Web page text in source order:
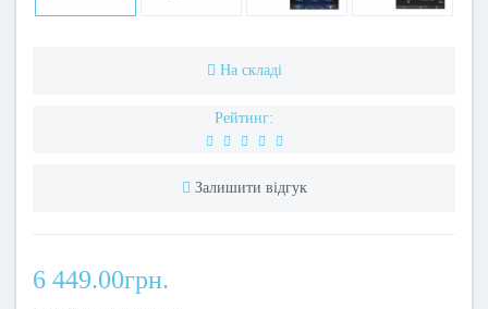
На складі
Рейтинг:
Залишити відгук
6 449.00грн.